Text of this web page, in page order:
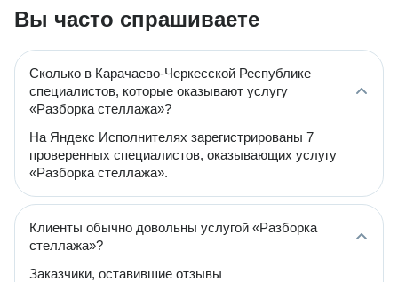
Вы часто спрашиваете
Сколько в Карачаево-Черкесской Республике
специалистов, которые оказывают услугу
«Разборка стеллажа»?
На Яндекс Исполнителях зарегистрированы 7
проверенных специалистов, оказывающих услугу
«Разборка стеллажа».
Клиенты обычно довольны услугой «Разборка
стеллажа»?
Заказчики, оставившие отзывы